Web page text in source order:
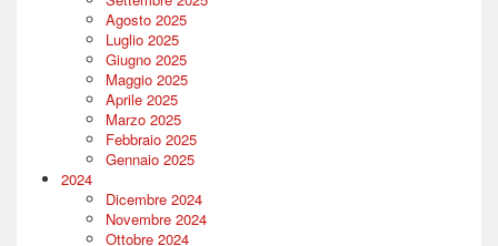
Agosto 2025
Luglio 2025
Giugno 2025
Maggio 2025
Aprile 2025
Marzo 2025
Febbraio 2025
Gennaio 2025
2024
Dicembre 2024
Novembre 2024
Ottobre 2024